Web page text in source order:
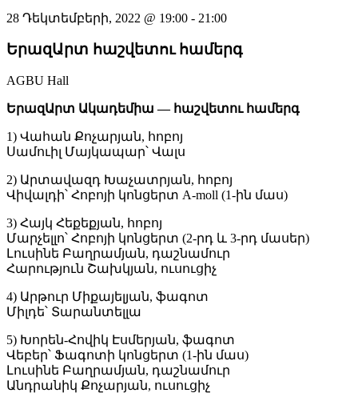
28 Դեկտեմբերի, 2022 @ 19:00 - 21:00
ԵրազԱրտ հաշվետու համերգ
AGBU Hall
ԵրազԱրտ Ակադեմիա — հաշվետու համերգ
1) Վահան Քոչարյան, հոբոյ
Սամուիլ Մայկապար՝ Վալս
2) Արտավազդ Խաչատրյան, հոբոյ
Վիվալդի՝ Հոբոյի կոնցերտ A-moll (1-ին մաս)
3) Հայկ Հեքեքյան, հոբոյ
Մարչելլո՝ Հոբոյի կոնցերտ (2-րդ և 3-րդ մասեր)
Լուսինե Բաղրամյան, դաշնամուր
Հարություն Շախկյան, ուսուցիչ
4) Արթուր Միքայելյան, ֆագոտ
Միլդե՝ Տարանտելլա
5) Խորեն-Հովիկ Էսմերյան, ֆագոտ
Վեբեր՝ Ֆագոտի կոնցերտ (1-ին մաս)
Լուսինե Բաղրամյան, դաշնամուր
Անդրանիկ Քոչարյան, ուսուցիչ